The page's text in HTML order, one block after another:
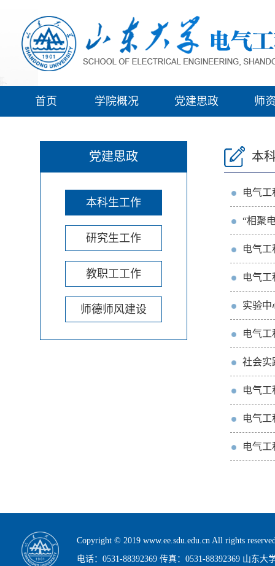
首页 学院概况 党建思政 师
党建思政
本科生工作
研究生工作
教职工工作
师德师风建设
本
电气
“相聚
电气工
电气工
实验中
电气工
社会实
电气工
电气工
电气工
Copyright © 2019 www.ee.sdu.edu.cn All rights
电话：0531-88392369 传真：0531-88392369 山东